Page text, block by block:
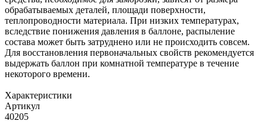
обрабатываемых деталей, площади поверхности,
теплопроводности материала. При низких температурах,
вследствие понижения давления в баллоне, распыление
состава может быть затруднено или не происходить совсем.
Для восстановления первоначальных свойств рекомендуется
выдержать баллон при комнатной температуре в течение
некоторого времени.
Характеристики
Артикул
40205